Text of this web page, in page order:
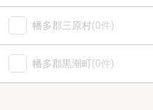
幡多郡三原村(0件)
幡多郡黒潮町(0件)